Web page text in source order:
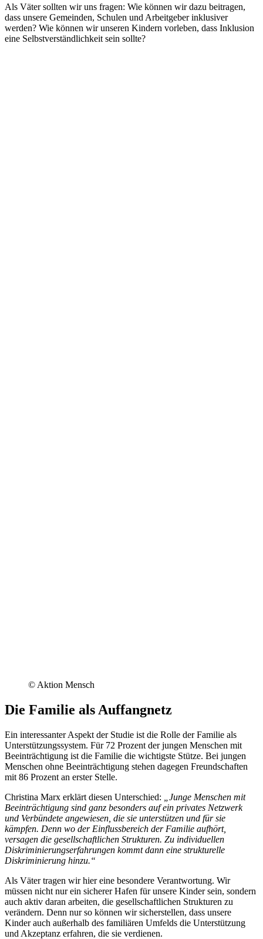
Als Väter sollten wir uns fragen: Wie können wir dazu beitragen,
dass unsere Gemeinden, Schulen und Arbeitgeber inklusiver
werden? Wie können wir unseren Kindern vorleben, dass Inklusion
eine Selbstverständlichkeit sein sollte?
© Aktion Mensch
Die Familie als Auffangnetz
Ein interessanter Aspekt der Studie ist die Rolle der Familie als
Unterstützungssystem. Für 72 Prozent der jungen Menschen mit
Beeinträchtigung ist die Familie die wichtigste Stütze. Bei jungen
Menschen ohne Beeinträchtigung stehen dagegen Freundschaften
mit 86 Prozent an erster Stelle.
Christina Marx erklärt diesen Unterschied:
„Junge Menschen mit
Beeinträchtigung sind ganz besonders auf ein privates Netzwerk
und Verbündete angewiesen, die sie unterstützen und für sie
kämpfen. Denn wo der Einflussbereich der Familie aufhört,
versagen die gesellschaftlichen Strukturen. Zu individuellen
Diskriminierungserfahrungen kommt dann eine strukturelle
Diskriminierung hinzu.“
Als Väter tragen wir hier eine besondere Verantwortung. Wir
müssen nicht nur ein sicherer Hafen für unsere Kinder sein, sondern
auch aktiv daran arbeiten, die gesellschaftlichen Strukturen zu
verändern. Denn nur so können wir sicherstellen, dass unsere
Kinder auch außerhalb des familiären Umfelds die Unterstützung
und Akzeptanz erfahren, die sie verdienen.